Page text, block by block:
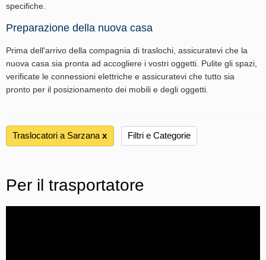
specifiche.
Preparazione della nuova casa
Prima dell'arrivo della compagnia di traslochi, assicuratevi che la
nuova casa sia pronta ad accogliere i vostri oggetti. Pulite gli spazi,
verificate le connessioni elettriche e assicuratevi che tutto sia
pronto per il posizionamento dei mobili e degli oggetti.
Traslocatori a Sarzana х Filtri e Categorie
Per il trasportatore